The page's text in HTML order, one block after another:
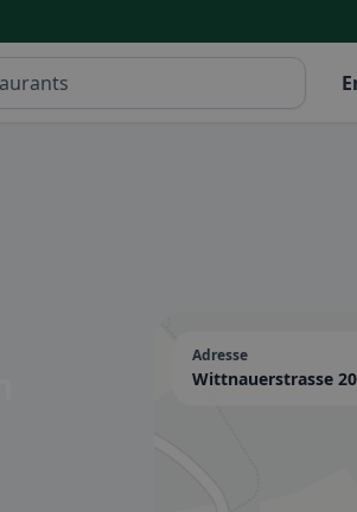
Adresse
Wittnauerstrasse